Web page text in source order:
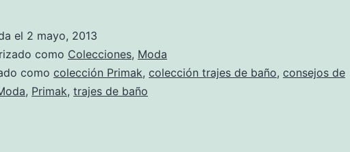
el 2 mayo, 2013
como Colecciones, Moda
como colección Primak, colección trajes de baño, consejos de
, Primak, trajes de baño